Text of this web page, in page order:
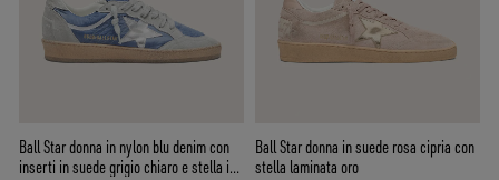
Ball Star donna in nylon blu denim con
inserti in suede grigio chiaro e stella in
Ball Star donna in suede rosa cipria con
stella laminata oro